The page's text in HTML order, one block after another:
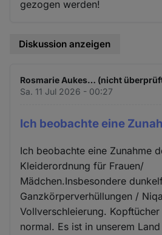
gezogen werden!
Diskussion anzeigen
Rosmarie Aukes… (nicht
Sa. 11 Jul 2026 - 00:27
Ich beobachte eine
Ich beobachte eine Zunahme
Kleiderordnung für Frauen/
Mädchen.Insbesondere
Ganzkörperverhüllungen /
Vollverschleierung.
normal. Es ist in unserem